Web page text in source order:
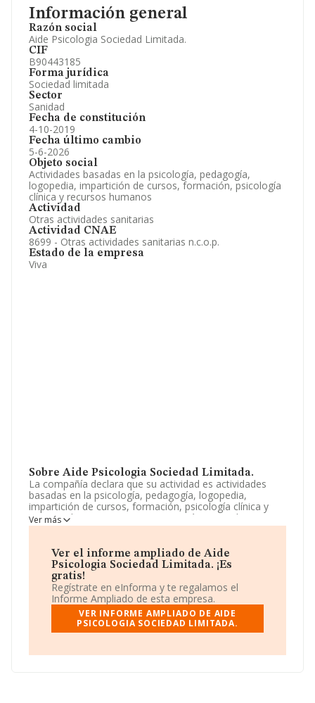
Información general
Razón social
Aide Psicologia Sociedad Limitada.
CIF
B90443185
Forma jurídica
Sociedad limitada
Sector
Sanidad
Fecha de constitución
4-10-2019
Fecha último cambio
5-6-2026
Objeto social
Actividades basadas en la psicología, pedagogía,
logopedia, impartición de cursos, formación, psicología
clínica y recursos humanos
Actividad
Otras actividades sanitarias
Actividad CNAE
8699 - Otras actividades sanitarias n.c.o.p.
Estado de la empresa
Viva
Sobre Aide Psicologia Sociedad Limitada.
La compañía declara que su actividad es actividades
basadas en la psicología, pedagogía, logopedia,
impartición de cursos, formación, psicología clínica y
recursos humanos. La empresa está registrada como
Sociedad Limitada. Su CNAE corresponde a 8699 con
mercados exteriores.
La web eswww.aidepsicologia.com
La sociedadAide Psicologia Sociedad Limitada
NIF B90443185, se encuentra en Calle Sinai núm. 25
Piso 1 B, (41007), Sevilla, Andalucía.
sobre 15.258 compañías, en el ámbito nacional la
Ver más
Ver el informe ampliado de Aide
Psicologia Sociedad Limitada. ¡Es
gratis!
Regístrate en eInforma y te regalamos el
Informe Ampliado de esta empresa.
VER INFORME AMPLIADO DE AIDE
PSICOLOGIA SOCIEDAD LIMITADA.
Información oficial y registral complementaria.